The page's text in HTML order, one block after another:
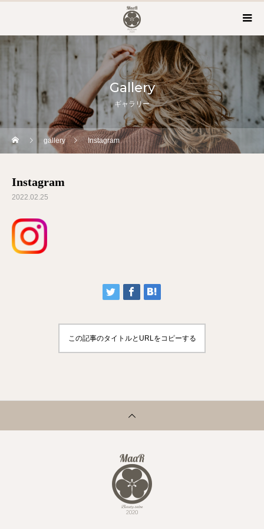
Gallery
ギャラリー
gallery Instagram
Instagram
2022.02.25
この記事のタイトルとURLをコピーする